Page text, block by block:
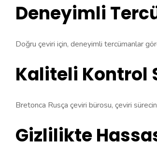
Deneyimli
Doğru çeviri için, deneyimli tercümanlar
Kaliteli Kontrol
Bretonca Rusça çeviri bürosu, çeviri
Gizlilikte